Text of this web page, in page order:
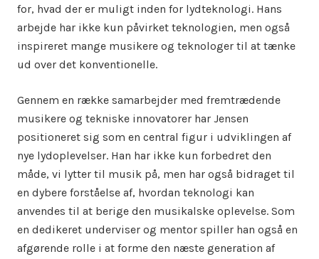
for, hvad der er muligt inden for lydteknologi. Hans
arbejde har ikke kun påvirket teknologien, men også
inspireret mange musikere og teknologer til at tænke
ud over det konventionelle.
Gennem en række samarbejder med fremtrædende
musikere og tekniske innovatorer har Jensen
positioneret sig som en central figur i udviklingen af
nye lydoplevelser. Han har ikke kun forbedret den
måde, vi lytter til musik på, men har også bidraget til
en dybere forståelse af, hvordan teknologi kan
anvendes til at berige den musikalske oplevelse. Som
en dedikeret underviser og mentor spiller han også en
afgørende rolle i at forme den næste generation af